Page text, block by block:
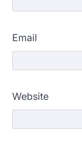
Email
Website